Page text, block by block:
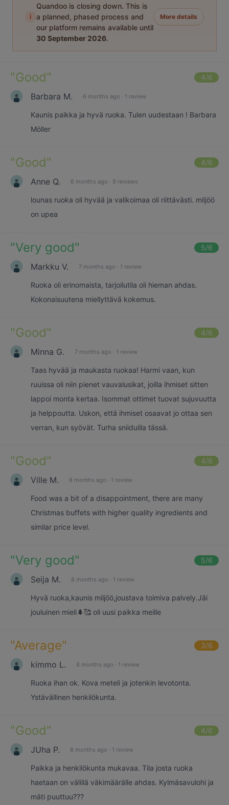
i
Quandoo is closing down. This is
a planned, phased process and
our platform remains available until
30 September 2026.
More details
"Good" 4/6
Barbara M. 6 months ago · 1 review
Kaunis paikka ja hyvä ruoka. Tulen uudestaan ! Barbara
Möller
"Good" 4/6
Anne Q. 6 months ago · 9 reviews
lounas ruoka oli hyvää ja valikoimaa oli riittävästi. miljöö
on upea
"Very good" 5/6
Markku V. 7 months ago · 1 review
Ruoka oli erinomaista, tarjoilutila oli hieman ahdas.
Kokonaisuutena miellyttävä kokemus.
"Good" 4/6
Minna G. 7 months ago · 1 review
Taas hyvää ja maukasta ruokaa! Harmi vaan, kun
ruuissa oli niin pienet vauvalusikat, joilla ihmiset sitten
lappoi monta kertaa. Isommat ottimet tuovat sujuvuutta
ja helppoutta. Uskon, että ihmiset osaavat jo ottaa sen
verran, kun syövät. Turha sniiduilla tässä.
"Good" 4/6
Ville M. 8 months ago · 1 review
Food was a bit of a disappointment, there are many
Christmas buffets with higher quality ingredients and
similar price level.
"Very good" 5/6
Seija M. 8 months ago · 1 review
Hyvä ruoka,kaunis miljöö,joustava toimiva palvely.Jäi
jouluinen mieli🌲🥰 oli uusi paikka meille
"Average" 3/6
kimmo L. 8 months ago · 1 review
Ruoka ihan ok. Kova meteli ja jotenkin levotonta.
Ystävällinen henkilökunta.
"Good" 4/6
JUha P. 8 months ago · 1 review
Paikka ja henkilökunta mukavaa. Tila josta ruoka
haetaan on välillä väkimäärälle ahdas. Kylmäsavulohi ja
mäti puuttuu???